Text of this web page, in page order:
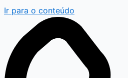
Ir para o conteúdo